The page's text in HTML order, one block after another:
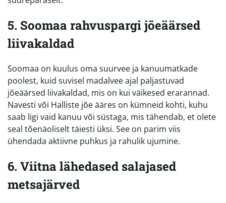
5. Soomaa rahvuspargi jõeäärsed
liivakaldad
Soomaa on kuulus oma suurvee ja kanuumatkade
poolest, kuid suvisel madalvee ajal paljastuvad
jõeäärsed liivakaldad, mis on kui väikesed erarannad.
Navesti või Halliste jõe ääres on kümneid kohti, kuhu
saab ligi vaid kanuu või süstaga, mis tähendab, et olete
seal tõenäoliselt täiesti üksi. See on parim viis
ühendada aktiivne puhkus ja rahulik ujumine.
6. Viitna lähedased salajased
metsajärved